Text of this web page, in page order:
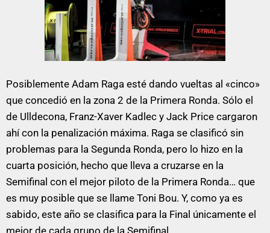
Posiblemente Adam Raga esté dando vueltas al «cinco»
que concedió en la zona 2 de la Primera Ronda. Sólo el
de Ulldecona, Franz-Xaver Kadlec y Jack Price cargaron
ahí con la penalización máxima. Raga se clasificó sin
problemas para la Segunda Ronda, pero lo hizo en la
cuarta posición, hecho que lleva a cruzarse en la
Semifinal con el mejor piloto de la Primera Ronda… que
es muy posible que se llame Toni Bou. Y, como ya es
sabido, este año se clasifica para la Final únicamente el